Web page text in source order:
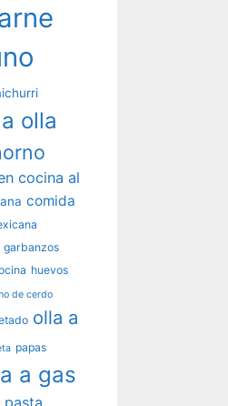
olla
cocina al
comida
garbanzos
huevos
de cerdo
olla a
papas
a gas
pasta